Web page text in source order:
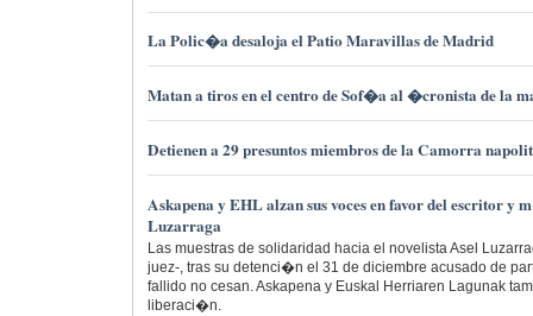
La Polic�a desaloja el Patio Maravillas de Madrid
Matan a tiros en el centro de Sof�a al �cronista de la
Detienen a 29 presuntos miembros de la Camorra
Askapena y EHL alzan sus voces en favor del escritor y
Luzarraga
Las muestras de solidaridad hacia el novelista Asel
juez-, tras su detenci�n el 31 de diciembre acusado de
fallido no cesan. Askapena y Euskal Herriaren Lagunak
liberaci�n.